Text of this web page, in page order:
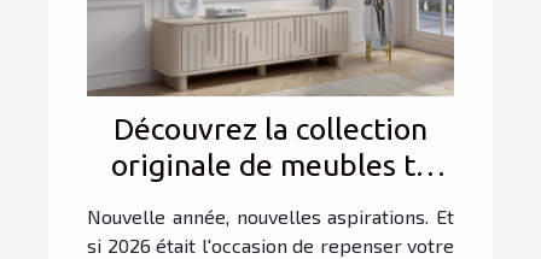
Découvrez la collection
originale de meubles tv
proposée par Meublissime
!
Nouvelle année, nouvelles aspirations. Et
si 2026 était l'occasion de repenser votre